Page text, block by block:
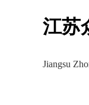
江苏
Jiangsu